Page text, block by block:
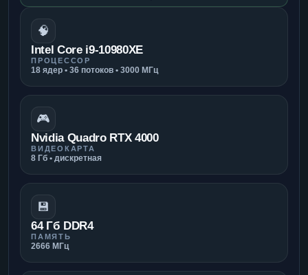
🧠
Intel Core i9-10980XE
ПРОЦЕССОР
18 ядер • 36 потоков • 3000 МГц
🎮
Nvidia Quadro RTX 4000
ВИДЕОКАРТА
8 Гб • дискретная
💾
64 Гб DDR4
ПАМЯТЬ
2666 МГц